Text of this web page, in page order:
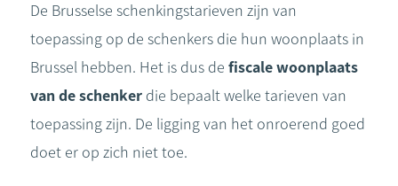
De Brusselse schenkingstarieven zijn van
toepassing op de schenkers die hun woonplaats in
Brussel hebben. Het is dus de fiscale woonplaats
van de schenker die bepaalt welke tarieven van
toepassing zijn. De ligging van het onroerend goed
doet er op zich niet toe.